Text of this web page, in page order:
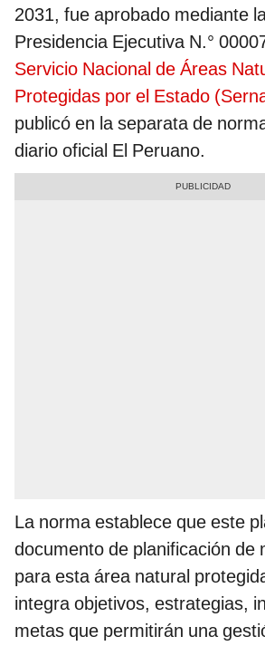
2031, fue aprobado mediante
Presidencia Ejecutiva N.°
Servicio Nacional de Áreas
Protegidas por el Estado
publicó en la separata de
diario oficial El Peruano.
La norma establece que este
documento de planificación de
para esta área natural
integra objetivos, estrategias,
metas que permitirán una